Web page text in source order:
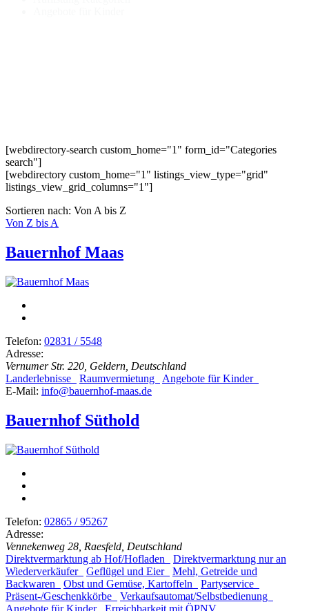
[webdirectory-search custom_home="1" form_id="Categories
search"]
[webdirectory custom_home="1" listings_view_type="grid"
listings_view_grid_columns="1"]
Sortieren nach: Von A bis Z
Von Z bis A
Bauernhof Maas
Telefon: 02831 / 5548
Adresse:
Vernumer Str. 220, Geldern, Deutschland
Landerlebnisse
Raumvermietung
Angebote für Kinder
E-Mail: info@bauernhof-maas.de
Bauernhof Süthold
Telefon: 02865 / 95267
Adresse:
Vennekenweg 28, Raesfeld, Deutschland
Direktvermarktung ab Hof/Hofladen
Direktvermarktung nur an
Wiederverkäufer
Geflügel und Eier
Mehl, Getreide und
Backwaren
Obst und Gemüse, Kartoffeln
Partyservice
Präsent-/Geschenkkörbe
Verkaufsautomat/Selbstbedienung
Angebote für Kinder
Erreichbarkeit mit ÖPNV